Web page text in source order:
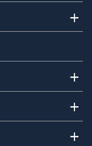
+
+
+
+